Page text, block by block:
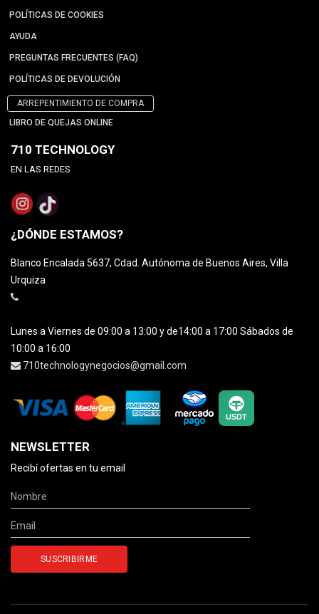
POLÍTICAS DE COOKIES
AYUDA
PREGUNTAS FRECUENTES (FAQ)
POLÍTICAS DE DEVOLUCIÓN
ARREPENTIMIENTO DE COMPRA
LIBRO DE QUEJAS ONLINE
710 TECHNOLOGY
EN LAS REDES
¿DÓNDE ESTAMOS?
Blanco Encalada 5637, Cdad. Autónoma de Buenos Aires, Villa
Urquiza
Lunes a Viernes de 09:00 a 13:00 y de14:00 a 17:00 Sábados de
10:00 a 16:00
710technologynegocios@gmail.com
NEWSLETTER
Recibí ofertas en tu email